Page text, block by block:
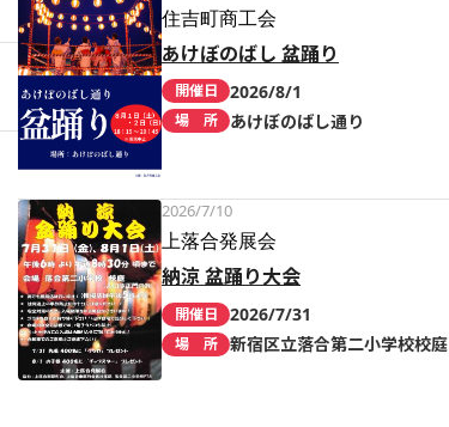
住吉町商工会
あけぼのばし 盆踊り
開催日 2026/8/1
場 所 あけぼのばし通り
2026/7/10
上落合発展会
納涼 盆踊り大会
開催日 2026/7/31
場 所 新宿区立落合第二小学校校庭